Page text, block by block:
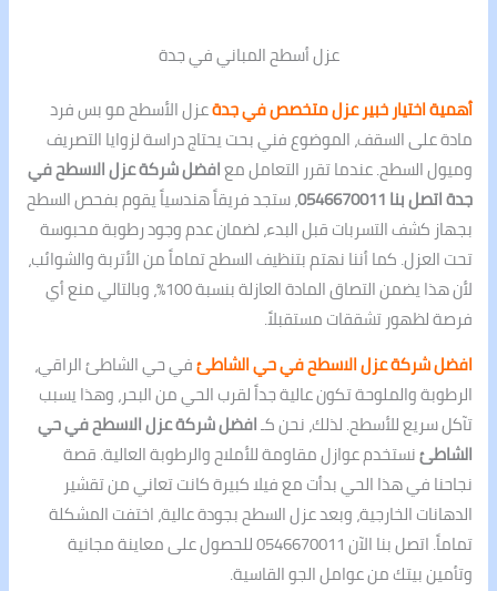
عزل أسطح المباني في جدة
أهمية اختيار خبير عزل متخصص في جدةعزل الأسطح مو بس فرد
مادة على السقف، الموضوع فني بحت يحتاج دراسة لزوايا التصريف
وميول السطح. عندما تقرر التعامل معافضل شركة عزل الاسطح في
جدة اتصل بنا 0546670011
، ستجد فريقاً هندسياً يقوم بفحص السطح
بجهاز كشف التسربات قبل البدء، لضمان عدم وجود رطوبة محبوسة
تحت العزل. كما أننا نهتم بتنظيف السطح تماماً من الأتربة والشوائب،
لأن هذا يضمن التصاق المادة العازلة بنسبة 100%، وبالتالي منع أي
فرصة لظهور تشققات مستقبلاً.
افضل شركة عزل الاسطح في حي الشاطئفي حي الشاطئ الراقي،
الرطوبة والملوحة تكون عالية جداً لقرب الحي من البحر، وهذا يسبب
تآكل سريع للأسطح. لذلك، نحن كـافضل شركة عزل الاسطح في حي
الشاطئنستخدم عوازل مقاومة للأملاح والرطوبة العالية. قصة
نجاحنا في هذا الحي بدأت مع فيلا كبيرة كانت تعاني من تقشير
الدهانات الخارجية، وبعد عزل السطح بجودة عالية، اختفت المشكلة
تماماً. اتصل بنا الآن 0546670011 للحصول على معاينة مجانية
وتأمين بيتك من عوامل الجو القاسية.